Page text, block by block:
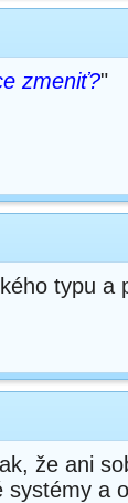
zmeniť?"
typu a
že ani
systémy a